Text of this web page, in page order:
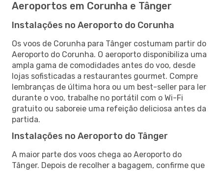
Aeroportos em Corunha e Tânger
Instalações no Aeroporto do Corunha
Os voos de Corunha para Tânger costumam partir do
Aeroporto do Corunha. O aeroporto disponibiliza uma
ampla gama de comodidades antes do voo, desde
lojas sofisticadas a restaurantes gourmet. Compre
lembranças de última hora ou um best-seller para ler
durante o voo, trabalhe no portátil com o Wi-Fi
gratuito ou saboreie uma refeição deliciosa antes da
partida.
Instalações no Aeroporto do Tânger
A maior parte dos voos chega ao Aeroporto do
Tânger. Depois de recolher a bagagem, confirme que